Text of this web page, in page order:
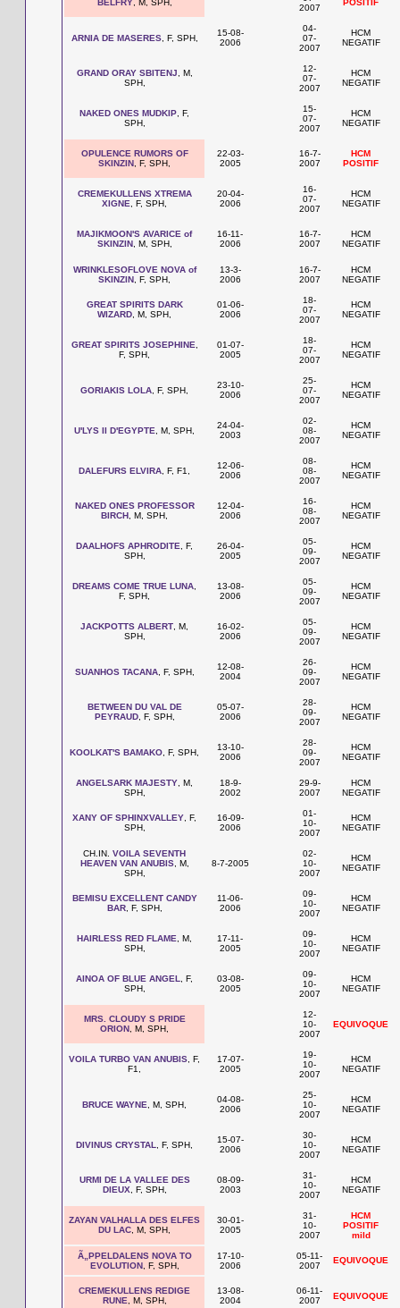
BELFRY , M, SPH,
2007
POSITIF
ARNIA DE MASERES, F, SPH,
15-08-
2006
04-
07-
2007
HCM
NEGATIF
GRAND ORAY SBITENJ , M,
SPH,
12-
07-
2007
HCM
NEGATIF
NAKED ONES MUDKIP , F,
SPH,
15-
07-
2007
HCM
NEGATIF
OPULENCE RUMORS OF
SKINZIN , F, SPH,
22-03-
2005
16-7-
2007
HCM
POSITIF
CREMEKULLENS XTREMA
XIGNE , F, SPH,
20-04-
2006
16-
07-
2007
HCM
NEGATIF
MAJIKMOON'S AVARICE of
SKINZIN, M, SPH,
16-11-
2006
16-7-
2007
HCM
NEGATIF
WRINKLESOFLOVE NOVA of
SKINZIN , F, SPH,
13-3-
2006
16-7-
2007
HCM
NEGATIF
GREAT SPIRITS DARK
WIZARD , M, SPH,
01-06-
2006
18-
07-
2007
HCM
NEGATIF
GREAT SPIRITS JOSEPHINE
F, SPH,
01-07-
2005
18-
07-
2007
HCM
NEGATIF
GORIAKIS LOLA , F, SPH,
23-10-
2006
25-
07-
2007
HCM
NEGATIF
U'LYS II D'EGYPTE , M, SPH,
24-04-
2003
02-
08-
2007
HCM
NEGATIF
DALEFURS ELVIRA , F, F1,
12-06-
2006
08-
08-
2007
HCM
NEGATIF
NAKED ONES PROFESSOR
BIRCH , M, SPH,
12-04-
2006
16-
08-
2007
HCM
NEGATIF
DAALHOFS APHRODITE , F,
SPH,
26-04-
2005
05-
09-
2007
HCM
NEGATIF
DREAMS COME TRUE LUNA
F, SPH,
13-08-
2006
05-
09-
2007
HCM
NEGATIF
JACKPOTTS ALBERT , M,
SPH,
16-02-
2006
05-
09-
2007
HCM
NEGATIF
SUANHOS TACANA, F, SPH,
12-08-
2004
26-
09-
2007
HCM
NEGATIF
BETWEEN DU VAL DE
PEYRAUD, F, SPH,
05-07-
2006
28-
09-
2007
HCM
NEGATIF
KOOLKAT'S BAMAKO , F, SPH,
13-10-
2006
28-
09-
2007
HCM
NEGATIF
ANGELSARK MAJESTY , M,
SPH,
18-9-
2002
29-9-
2007
HCM
NEGATIF
XANY OF SPHINXVALLEY , F,
SPH,
16-09-
2006
01-
10-
2007
HCM
NEGATIF
CH.IN. VOILA SEVENTH
HEAVEN VAN ANUBIS, M,
SPH,
8-7-2005
02-
10-
2007
HCM
NEGATIF
BEMISU EXCELLENT CANDY
BAR, F, SPH,
11-06-
2006
09-
10-
2007
HCM
NEGATIF
HAIRLESS RED FLAME , M,
SPH,
17-11-
2005
09-
10-
2007
HCM
NEGATIF
AINOA OF BLUE ANGEL
, F,
SPH,
03-08-
2005
09-
10-
2007
HCM
NEGATIF
MRS. CLOUDY S PRIDE
ORION , M, SPH,
12-
10-
2007
EQUIVOQUE
VOILA TURBO VAN ANUBIS , F,
F1,
17-07-
2005
19-
10-
2007
HCM
NEGATIF
BRUCE WAYNE , M, SPH,
04-08-
2006
25-
10-
2007
HCM
NEGATIF
DIVINUS CRYSTAL , F, SPH,
15-07-
2006
30-
10-
2007
HCM
NEGATIF
URMI DE LA VALLEE DES
DIEUX , F, SPH,
08-09-
2003
31-
10-
2007
HCM
NEGATIF
ZAYAN VALHALLA DES ELFES
DU LAC , M, SPH,
30-01-
2005
31-
10-
2007
HCM
POSITIF
mild
Ã„PPELDALENS NOVA TO
EVOLUTION, F, SPH,
17-10-
2006
05-11-
2007
EQUIVOQUE
CREMEKULLENS REDIGE
RUNE , M, SPH,
13-08-
2004
06-11-
2007
EQUIVOQUE